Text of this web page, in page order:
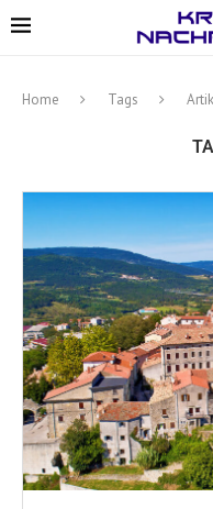
Home Tags